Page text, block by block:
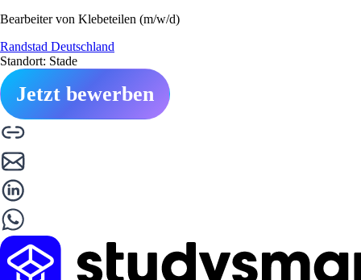
Bearbeiter von Klebeteilen (m/w/d)
Randstad Deutschland
Standort: Stade
Jetzt bewerben